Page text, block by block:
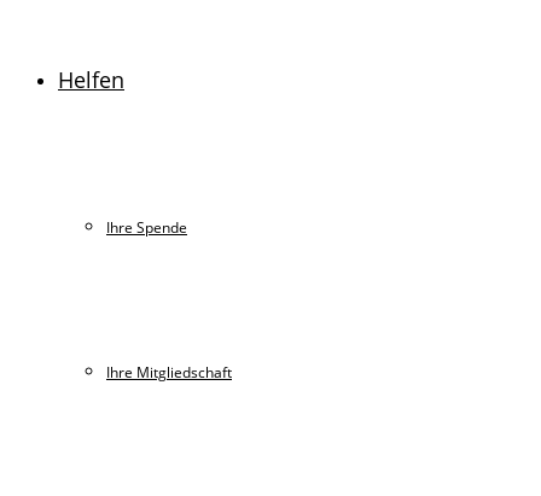
Helfen
Ihre Spende
Ihre Mitgliedschaft